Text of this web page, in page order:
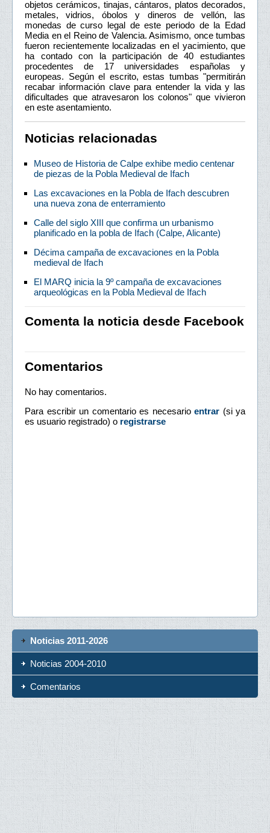
objetos cerámicos, tinajas, cántaros, platos decorados,
metales, vidrios, óbolos y dineros de vellón, las
monedas de curso legal de este periodo de la Edad
Media en el Reino de Valencia. Asimismo, once tumbas
fueron recientemente localizadas en el yacimiento, que
ha contado con la participación de 40 estudiantes
procedentes de 17 universidades españolas y
europeas. Según el escrito, estas tumbas "permitirán
recabar información clave para entender la vida y las
dificultades que atravesaron los colonos" que vivieron
en este asentamiento.
Noticias relacionadas
Museo de Historia de Calpe exhibe medio centenar
de piezas de la Pobla Medieval de Ifach
Las excavaciones en la Pobla de Ifach descubren
una nueva zona de enterramiento
Calle del siglo XIII que confirma un urbanismo
planificado en la pobla de Ifach (Calpe, Alicante)
Décima campaña de excavaciones en la Pobla
medieval de Ifach
El MARQ inicia la 9º campaña de excavaciones
arqueológicas en la Pobla Medieval de Ifach
Comenta la noticia desde Facebook
Comentarios
No hay comentarios.
Para escribir un comentario es necesario entrar (si ya
es usuario registrado) o registrarse
Noticias 2011-2026
Noticias 2004-2010
Comentarios